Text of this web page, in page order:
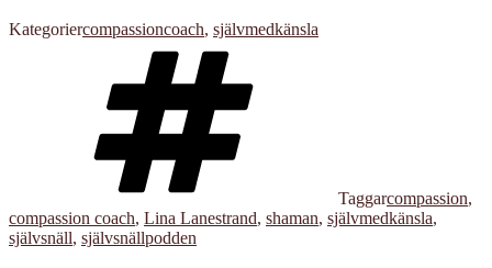
Kategoriercompassioncoach, självmedkänsla
Taggarcompassion,
compassion coach, Lina Lanestrand, shaman, självmedkänsla,
självsnäll, självsnällpodden